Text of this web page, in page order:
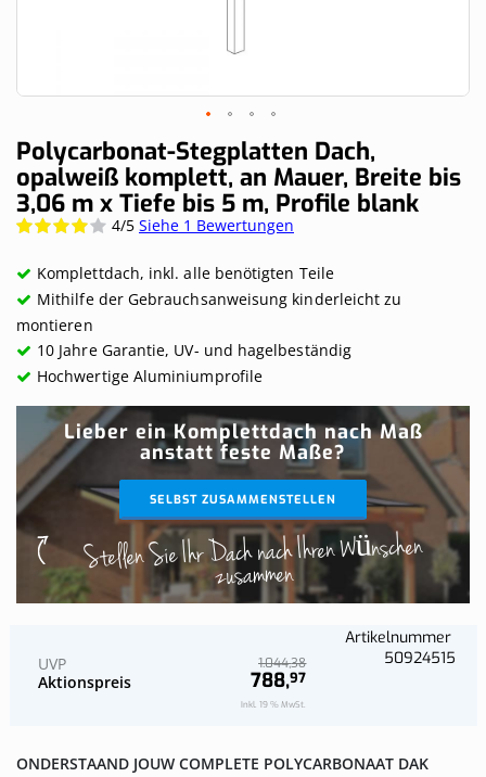
Skip
to
the
beginning
of
gallery
Polycarbonat-Stegplatten Dach,
opalweiß komplett, an Mauer, Breite bis
3,06 m x Tiefe bis 5 m, Profile blank
Wertung:
4/5 Siehe 1 Bewertungen
Komplettdach, inkl. alle benötigten Teile
Mithilfe der Gebrauchsanweisung kinderleicht zu
montieren
10 Jahre Garantie, UV- und hagelbeständig
Hochwertige Aluminiumprofile
Lieber ein Komplettdach nach Maß
anstatt feste Maße?
SELBST ZUSAMMENSTELLEN
Stellen Sie Ihr Dach nach Ihren Wünschen
zusammen
Aktionspreis 788,97
UVP 1.044,38
Inkl. 19 % MwSt.
Artikelnummer
50924515
ONDERSTAAND JOUW COMPLETE POLYCARBONAAT DAK